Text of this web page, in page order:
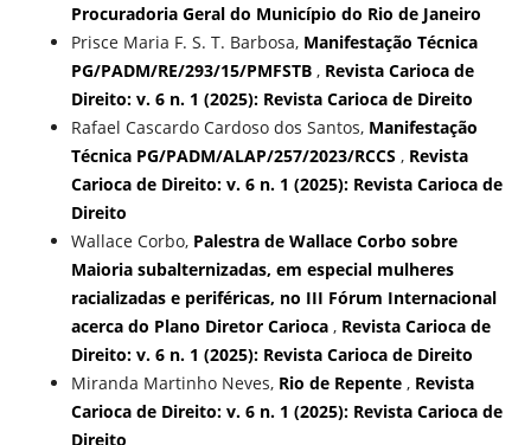
Procuradoria Geral do Município do Rio de Janeiro
Prisce Maria F. S. T. Barbosa, Manifestação Técnica
PG/PADM/RE/293/15/PMFSTB , Revista Carioca de
Direito: v. 6 n. 1 (2025): Revista Carioca de Direito
Rafael Cascardo Cardoso dos Santos, Manifestação
Técnica PG/PADM/ALAP/257/2023/RCCS , Revista
Carioca de Direito: v. 6 n. 1 (2025): Revista Carioca de
Direito
Wallace Corbo, Palestra de Wallace Corbo sobre
Maioria subalternizadas, em especial mulheres
racializadas e periféricas, no III Fórum Internacional
acerca do Plano Diretor Carioca , Revista Carioca de
Direito: v. 6 n. 1 (2025): Revista Carioca de Direito
Miranda Martinho Neves, Rio de Repente , Revista
Carioca de Direito: v. 6 n. 1 (2025): Revista Carioca de
Direito